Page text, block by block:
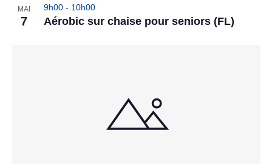
MAI
7
9h00 - 10h00
Aérobic sur chaise pour seniors (FL)